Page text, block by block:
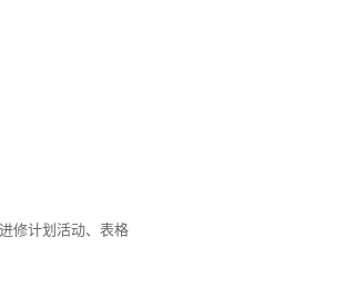
修计划活动、表格